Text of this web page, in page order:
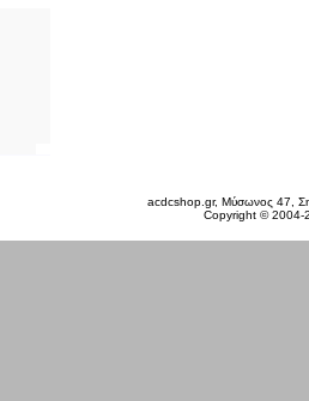
acdcshop.gr, Μύσωνος 47,
Copyright ©